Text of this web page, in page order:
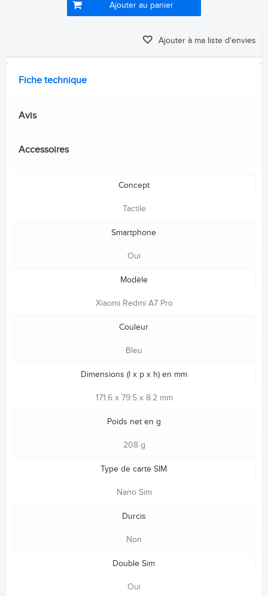
Ajouter au panier
Ajouter à ma liste d'envies
Fiche technique
Avis
Accessoires
Concept
Tactile
Smartphone
Oui
Modèle
Xiaomi Redmi A7 Pro
Couleur
Bleu
Dimensions (l x p x h) en mm
171.6 x 79.5 x 8.2 mm
Poids net en g
208 g
Type de carte SIM
Nano Sim
Durcis
Non
Double Sim
Oui